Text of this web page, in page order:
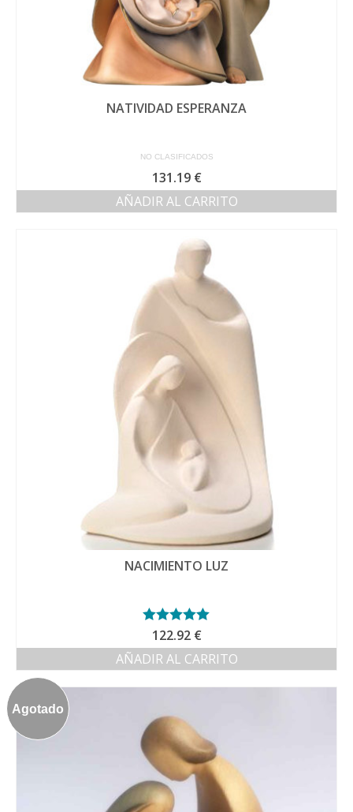
NATIVIDAD ESPERANZA
NO CLASIFICADOS
131.19 €
AÑADIR AL CARRITO
NACIMIENTO LUZ
Valorado con
5.00de 5
122.92 €
AÑADIR AL CARRITO
Agotado